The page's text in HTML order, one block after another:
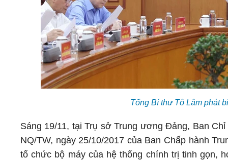
Tổng Bí thư Tô Lâm phát
Sáng 19/11, tại Trụ sở Trung ương Đảng, Ban
NQ/TW, ngày 25/10/2017 của Ban Chấp hành
tổ chức bộ máy của hệ thống chính trị tinh gọn,